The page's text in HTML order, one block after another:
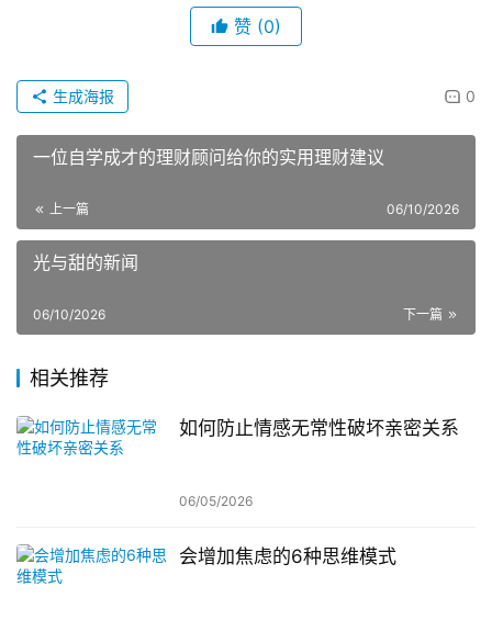
赞 (0)
0
生成海报
一位自学成才的理财顾问给你的实用理财建议
上一篇 06/10/2026
光与甜的新闻
下一篇
06/10/2026
相关推荐
如何防止情感无常性破坏亲密关系
06/05/2026
会增加焦虑的6种思维模式